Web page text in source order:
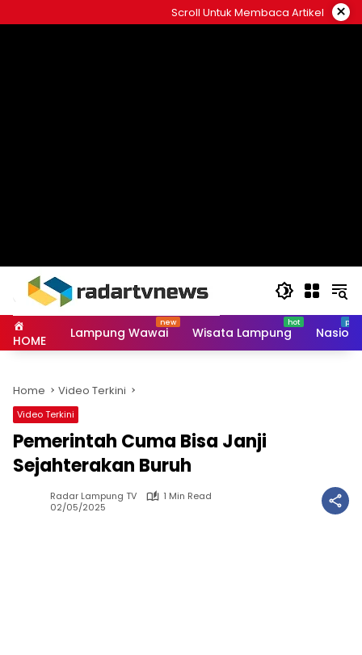
to
Scroll Untuk Membaca Artikel ×
HOME Lampung Wawai Wisata Lampung
Home Video Terkini
Video Terkini
Pemerintah Cuma Bisa Janji
Sejahterakan Buruh
Radar Lampung TV
1 Min Read
02/05/2025